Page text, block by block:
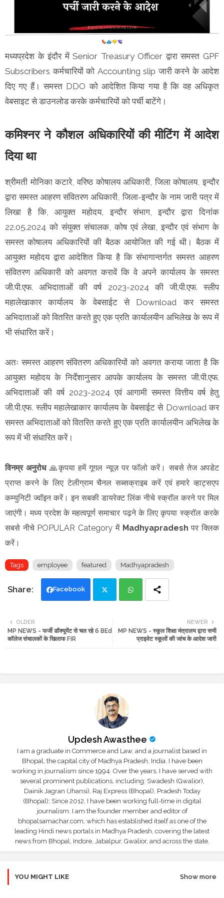
मध्यप्रदेश के इंदौर में Senior Treasury Officer द्वारा समस्त GPF
Subscribers कर्मचारियों को Accounting slip जारी करने के आदेश
दिए गए हैं। समस्त DDO को आदेशित किया गया है कि वह अधिकृत
वेबसाइट से डाउनलोड करके कर्मचारियों को पर्ची बाटेंगे।
कमिश्नर ने कौशल अधिकारियों की मीटिंग में आदेश
दिया था
श्रीमती मोनिका कटारे, वरिष्ठ कोषालय अधिकारी, जिला कोषालय, इन्दौर
द्वारा समस्त आहरण संवितरण अधिकारी, जिला-इन्दौर के नाम जारी पत्र में
लिखा है कि, आयुक्त महोदय, इन्दौर संभाग, इन्दौर द्वारा दिनांक
22.05.2024 को संयुक्त संचालक, कोष एवं लेखा, इन्दौर एवं संभाग के
समस्त कोषालय अधिकारियों की बैठक आयोजित की गई थी। बैठक में
आयुक्त महोदय द्वारा आदेशित किया है कि संभागान्तर्गत समस्त आहरण
संवितरण अधिकारी को अवगत करावें कि वे अपने कार्यालय के समस्त
जी.पी.एफ. अभिदाताओं की वर्ष 2023-2024 की जी.पी.एफ. स्लीप
महालेखाकार कार्यालय के वेबसाईट से Download कर समस्त
अभिदाताओं को वितरित करते हुए एक प्रति कार्यालयीन अभिलेख के रूप में
भी संधारित करें।
अतः समस्त आहरण संवितरण अधिकारियों को अवगत कराया जाता है कि
आयुक्त महोदय के निर्देशानुसार आपके कार्यालय के समस्त जी.पी.एफ.
अभिदाताओं की वर्ष 2023-2024 एवं आगामी समस्त वित्तीय वर्ष हेतु
जी.पी.एफ. स्लीप महालेखाकार कार्यालय के वेबसाईट से Download कर
समस्त अभिदाताओं को वितरित करते हुए एक प्रति कार्यालयीन अभिलेख के
रूप में भी संधारित करें।
विनम्र अनुरोध 🙏कृपया हमें गूगल न्यूज़ पर फॉलो करें। सबसे तेज अपडेट
प्राप्त करने के लिए टेलीग्राम चैनल सब्सक्राइब करें एवं हमारे व्हाट्सएप
कम्युनिटी ज्वॉइन करें। इन सबकी डायरेक्ट लिंक नीचे स्क्रॉल करने पर मिल
जाएंगी। मध्य प्रदेश के महत्वपूर्ण समाचार पढ़ने के लिए कृपया स्क्रॉल करके
सबसे नीचे POPULAR Category में Madhyapradeshपर क्लिक
करें।
Tags employee featured Madhyapradesh
Facebook
tte ats
NEWER
MP NEWS - स्कूल शिक्षा मंत्रालय द्वारा सभी
प्राइवेट स्कूलों की जांच के आदेश जारी
OLDER
MP NEWS - फर्जी डॉक्यूमेंट से चल रहे 6 BEd
कॉलेज संचालकों के खिलाफ FIR
Updesh Awasthee
I am a graduate in Commerce and Law, and a journalist based in
Bhopal, the capital city of Madhya Pradesh, India. I have been
working in journalism since 1994. Over the years, I have served with
several prominent publications, including: Swadesh (Gwalior),
Dainik Jagran (Jhansi), Raj Express (Bhopal), Pradesh Today
(Bhopal); Since 2012, I have been working full-time in digital
journalism. I am the founder member and editor of
bhopalsamachar.com, which has established itself as one of the
leading Hindi news portals in Madhya Pradesh, covering the latest
news from Bhopal, Indore, Jabalpur, Gwalior, and across the state.
YOU MIGHT LIKE Show more